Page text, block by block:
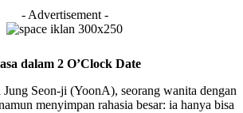
- Advertisement -
dalam 2 O’Clock Date
Seon-ji (YoonA), seorang wanita dengan
menyimpan rahasia besar: ia hanya bisa